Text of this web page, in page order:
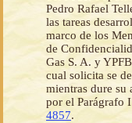
Pedro Rafael
las tareas
marco de los
de
Gas S. A. y
cual solicita se
mientras dure su
por el Parágrafo
4857.